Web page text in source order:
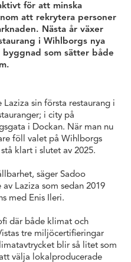
för att minska
att rekrytera personer
Nästa år växer
i Wihlborgs nya
byggnad som sätter både
sin första restaurang i
i city på
i Dockan. När man nu
föll valet på Wihlborgs
klart i slutet av 2025.
säger Sadoo
Laziza som sedan 2019
med Enis Ileri.
där både klimat och
tre miljöcertifieringar
blir så litet som
välja lokalproducerade